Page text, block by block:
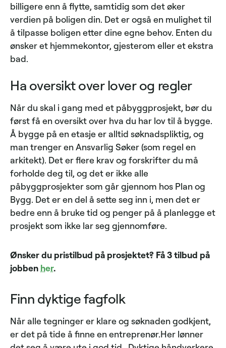
billigere enn å flytte, samtidig som det øker
verdien på boligen din. Det er også en mulighet til
å tilpasse boligen etter dine egne behov. Enten du
ønsker et hjemmekontor, gjesterom eller et ekstra
bad.
Ha oversikt over lover og regler
Når du skal i gang med et påbyggprosjekt, bør du
først få en oversikt over hva du har lov til å bygge.
Å bygge på en etasje er alltid søknadspliktig, og
man trenger en Ansvarlig Søker (som regel en
arkitekt). Det er flere krav og forskrifter du må
forholde deg til, og det er ikke alle
påbyggprosjekter som går gjennom hos Plan og
Bygg. Det er en del å sette seg inn i, men det er
bedre enn å bruke tid og penger på å planlegge et
prosjekt som ikke lar seg gjennomføre.
Ønsker du pristilbud på prosjektet? Få 3 tilbud på
jobben her.
Finn dyktige fagfolk
Når alle tegninger er klare og søknaden godkjent,
er det på tide å finne en entreprenør.Her lønner